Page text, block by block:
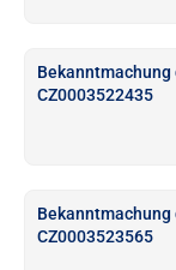
Bekanntmachung
CZ0003522435
Bekanntmachung
CZ0003523565